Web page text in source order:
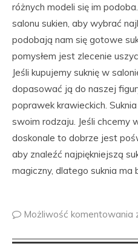
różnych modeli się im
salonu sukien, aby wybrać
podobają nam się gotowe
pomysłem jest zlecenie
Jeśli kupujemy suknię w
dopasować ją do naszej
poprawek krawieckich.
swoim rodzaju. Jeśli chcemy
doskonale to dobrze jest
aby znaleźć najpiękniejszą
magiczny, dlatego suknia ma
Możliwość komentowania